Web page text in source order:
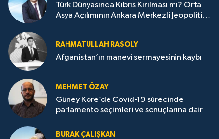
Türk Dünyasında Kıbrıs Kırılması mı? Orta
Asya Açılımının Ankara Merkezli Jeopolitik
RAHMATULLAH RASOLY
Afganistan’ın manevi sermayesinin kaybı
MEHMET ÖZAY
Güney Kore’de Covid-19 sürecinde
parlamento seçimleri ve sonuçlarına dair
BURAK ÇALIŞKAN